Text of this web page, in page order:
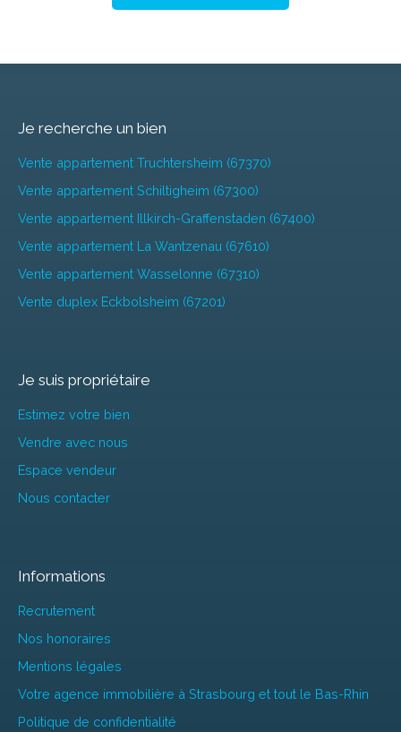
Je recherche un bien
Vente appartement Truchtersheim (67370)
Vente appartement Schiltigheim (67300)
Vente appartement Illkirch-Graffenstaden (67400)
Vente appartement La Wantzenau (67610)
Vente appartement Wasselonne (67310)
Vente duplex Eckbolsheim (67201)
Je suis propriétaire
Estimez votre bien
Vendre avec nous
Espace vendeur
Nous contacter
Informations
Recrutement
Nos honoraires
Mentions légales
Votre agence immobilière à Strasbourg et tout le Bas-Rhin
Politique de confidentialité